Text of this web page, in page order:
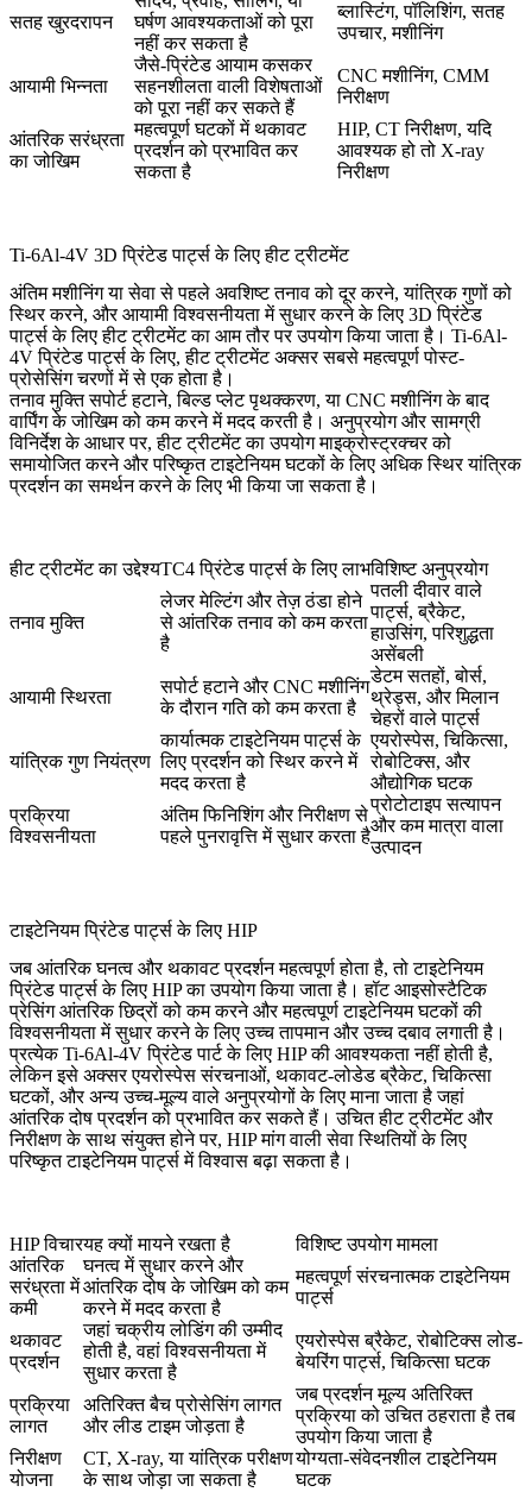
सतह खुरदरापन
घर्षण आवश्यकताओं को पूरा
नहीं कर सकता है
ब्लास्टिंग, पॉलिशिंग, सतह
उपचार, मशीनिंग
आयामी भिन्नता
जैसे-प्रिंटेड आयाम कसकर
सहनशीलता वाली विशेषताओं
को पूरा नहीं कर सकते हैं
CNC मशीनिंग, CMM
निरीक्षण
आंतरिक सरंध्रता
का जोखिम
महत्वपूर्ण घटकों में थकावट
प्रदर्शन को प्रभावित कर
सकता है
HIP, CT निरीक्षण, यदि
आवश्यक हो तो X-ray
निरीक्षण
Ti-6Al-4V 3D प्रिंटेड पार्ट्स के लिए हीट ट्रीटमेंट
अंतिम मशीनिंग या सेवा से पहले अवशिष्ट तनाव को दूर करने, यांत्रिक गुणों को
स्थिर करने, और आयामी विश्वसनीयता में सुधार करने के लिए 3D प्रिंटेड
पार्ट्स के लिए हीट ट्रीटमेंटका आम तौर पर उपयोग किया जाता है। Ti-6Al-
4V प्रिंटेड पार्ट्स के लिए, हीट ट्रीटमेंट अक्सर सबसे महत्वपूर्ण पोस्ट-
प्रोसेसिंग चरणों में से एक होता है।
तनाव मुक्ति सपोर्ट हटाने, बिल्ड प्लेट पृथक्करण, या CNC मशीनिंग के बाद
वार्पिंग के जोखिम को कम करने में मदद करती है। अनुप्रयोग और सामग्री
विनिर्देश के आधार पर, हीट ट्रीटमेंट का उपयोग माइक्रोस्ट्रक्चर को
समायोजित करने और परिष्कृत टाइटेनियम घटकों के लिए अधिक स्थिर यांत्रिक
प्रदर्शन का समर्थन करने के लिए भी किया जा सकता है।
हीट ट्रीटमेंट का उद्देश्यTC4 प्रिंटेड पार्ट्स के लिए लाभविशिष्ट अनुप्रयोग
तनाव मुक्ति
लेजर मेल्टिंग और तेज़ ठंडा होने
से आंतरिक तनाव को कम करता
है
पतली दीवार वाले
पार्ट्स, ब्रैकेट,
हाउसिंग, परिशुद्धता
असेंबली
आयामी स्थिरता
सपोर्ट हटाने और CNC मशीनिंग
के दौरान गति को कम करता है
डेटम सतहों, बोर्स,
थ्रेड्स, और मिलान
चेहरों वाले पार्ट्स
यांत्रिक गुण नियंत्रण
कार्यात्मक टाइटेनियम पार्ट्स के
लिए प्रदर्शन को स्थिर करने में
मदद करता है
एयरोस्पेस, चिकित्सा,
रोबोटिक्स, और
औद्योगिक घटक
प्रक्रिया
विश्वसनीयता
अंतिम फिनिशिंग और निरीक्षण से
पहले पुनरावृत्ति में सुधार करता है
प्रोटोटाइप सत्यापन
और कम मात्रा वाला
उत्पादन
टाइटेनियम प्रिंटेड पार्ट्स के लिए HIP
जब आंतरिक घनत्व और थकावट प्रदर्शन महत्वपूर्ण होता है, तोटाइटेनियम
प्रिंटेड पार्ट्स के लिए HIPका उपयोग किया जाता है। हॉट आइसोस्टैटिक
प्रेसिंग आंतरिक छिद्रों को कम करने और महत्वपूर्ण टाइटेनियम घटकों की
विश्वसनीयता में सुधार करने के लिए उच्च तापमान और उच्च दबाव लगाती है।
प्रत्येक Ti-6Al-4V प्रिंटेड पार्ट के लिए HIP की आवश्यकता नहीं होती है,
लेकिन इसे अक्सर एयरोस्पेस संरचनाओं, थकावट-लोडेड ब्रैकेट, चिकित्सा
घटकों, और अन्य उच्च-मूल्य वाले अनुप्रयोगों के लिए माना जाता है जहां
आंतरिक दोष प्रदर्शन को प्रभावित कर सकते हैं। उचित हीट ट्रीटमेंट और
निरीक्षण के साथ संयुक्त होने पर, HIP मांग वाली सेवा स्थितियों के लिए
परिष्कृत टाइटेनियम पार्ट्स में विश्वास बढ़ा सकता है।
HIP विचारयह क्यों मायने रखता है
विशिष्ट उपयोग मामला
आंतरिक
सरंध्रता में
कमी
घनत्व में सुधार करने और
आंतरिक दोष के जोखिम को कम
करने में मदद करता है
महत्वपूर्ण संरचनात्मक टाइटेनियम
पार्ट्स
थकावट
प्रदर्शन
जहां चक्रीय लोडिंग की उम्मीद
होती है, वहां विश्वसनीयता में
सुधार करता है
एयरोस्पेस ब्रैकेट, रोबोटिक्स लोड-
बेयरिंग पार्ट्स, चिकित्सा घटक
प्रक्रिया
लागत
अतिरिक्त बैच प्रोसेसिंग लागत
और लीड टाइम जोड़ता है
जब प्रदर्शन मूल्य अतिरिक्त
प्रक्रिया को उचित ठहराता है तब
उपयोग किया जाता है
निरीक्षण
योजना
CT, X-ray, या यांत्रिक परीक्षण
के साथ जोड़ा जा सकता है
योग्यता-संवेदनशील टाइटेनियम
घटक